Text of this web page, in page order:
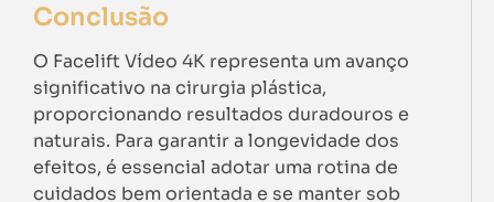
Conclusão
O Facelift Vídeo 4K representa um avanço
significativo na cirurgia plástica,
proporcionando resultados duradouros e
naturais. Para garantir a longevidade dos
efeitos, é essencial adotar uma rotina de
cuidados bem orientada e se manter sob